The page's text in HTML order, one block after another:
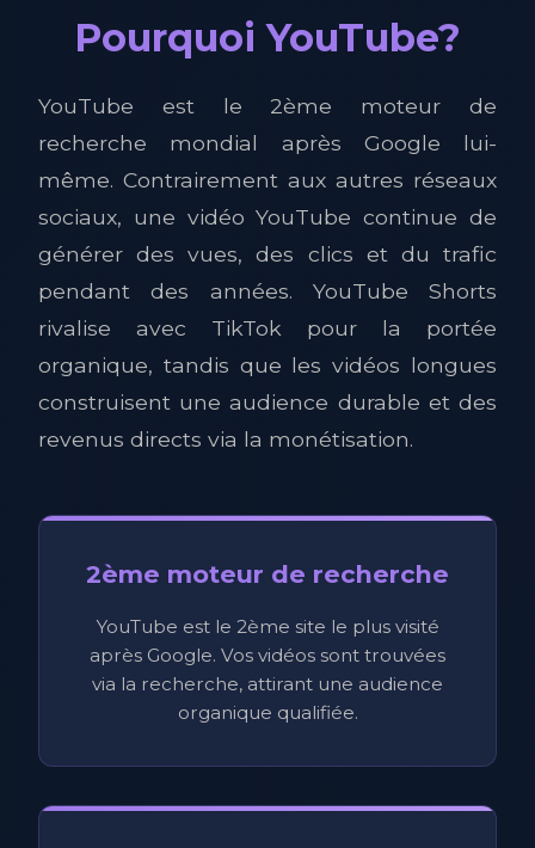
Pourquoi YouTube?
YouTube est le 2ème moteur de
recherche mondial après Google lui-
même. Contrairement aux autres réseaux
sociaux, une vidéo YouTube continue de
générer des vues, des clics et du trafic
pendant des années. YouTube Shorts
rivalise avec TikTok pour la portée
organique, tandis que les vidéos longues
construisent une audience durable et des
revenus directs via la monétisation.
2ème moteur de recherche
YouTube est le 2ème site le plus visité
après Google. Vos vidéos sont trouvées
via la recherche, attirant une audience
organique qualifiée.